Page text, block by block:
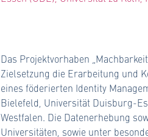
Das Projektvorhaben
Zielsetzung die Erarbeitung und
eines föderierten Identity
Bielefeld, Universität Duisburg-
Westfalen. Die Datenerhebung
Universitäten, sowie unter